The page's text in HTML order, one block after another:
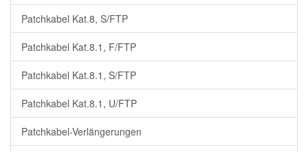
Patchkabel Kat.8, S/FTP
Patchkabel Kat.8.1, F/FTP
Patchkabel Kat.8.1, S/FTP
Patchkabel Kat.8.1, U/FTP
Patchkabel-Verlängerungen